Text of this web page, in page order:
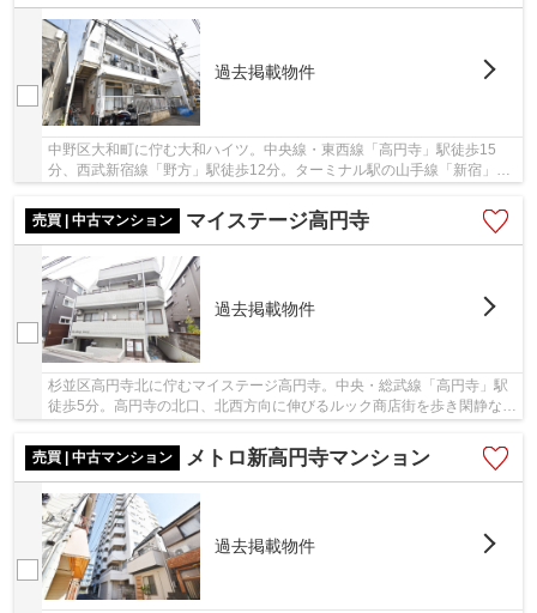
過去掲載物件
中野区大和町に佇む大和ハイツ。中央線・東西線「高円寺」駅徒歩15
分、西武新宿線「野方」駅徒歩12分。ターミナル駅の山手線「新宿」駅
売買 | 中古マンション
マイステージ高円寺
過去掲載物件
杉並区高円寺北に佇むマイステージ高円寺。中央・総武線「高円寺」駅
徒歩5分。高円寺の北口、北西方向に伸びるルック商店街を歩き閑静な住
売買 | 中古マンション
メトロ新高円寺マンション
過去掲載物件